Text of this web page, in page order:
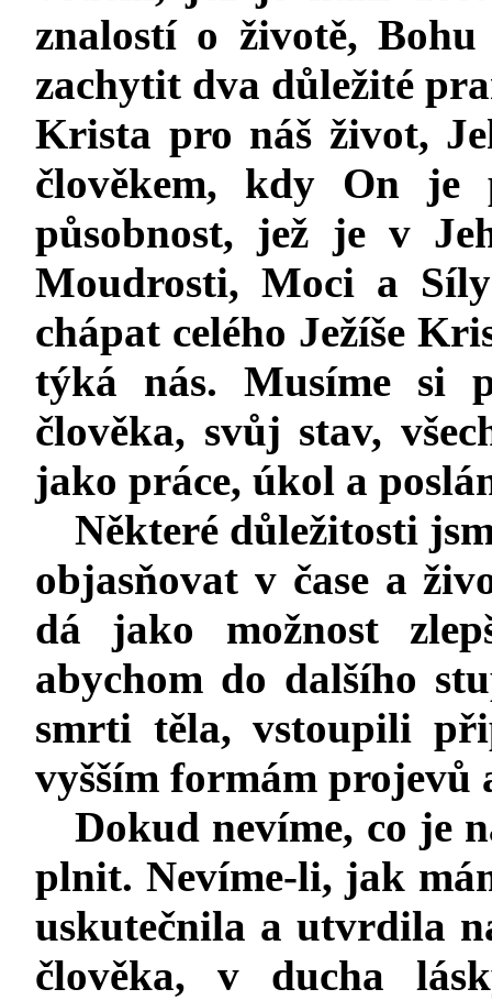
znalostí o životě,
zachytit dva důležité
Krista pro náš život,
člověkem, kdy On je
působnost, jež je v
Moudrosti, Moci a
chápat celého Ježíše
týká nás. Musíme si
člověka, svůj stav,
jako práce, úkol a
Některé důležitosti
objasňovat v čase a
dá jako možnost
abychom do dalšího
smrti těla, vstoupili
vyšším formám projevů
Dokud nevíme, co je
plnit. Nevíme-li, jak
uskutečnila a utvrdila
člověka, v ducha